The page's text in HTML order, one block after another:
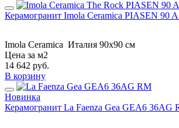
Керамогранит Imola Ceramica PIASEN 90
Imola Ceramica Италия 90x90 см
Цена за м2
14 642 руб.
В корзину
Новинка
Керамогранит La Faenza Gea GEA6 36AG